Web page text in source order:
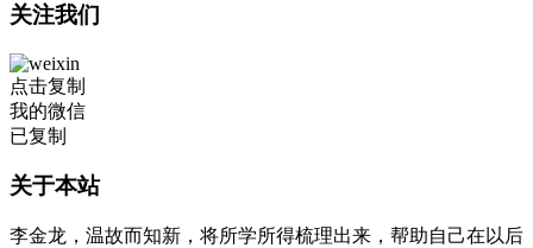
关注我们
点击复制
我的微信
已复制
关于本站
李金龙，温故而知新，将所学所得梳理出来，帮助自己在以后